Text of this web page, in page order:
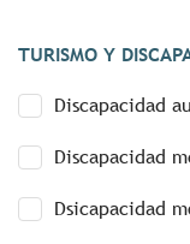
TURISMO Y
Discapacidad
Discapacidad
Dsicapacidad